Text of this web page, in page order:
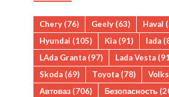
Chery (76) Geely (63) Haval
Hyundai (105) Kia (91) lada
LAda Granta (97) Lada Vesta
Skoda (69) Toyota (78)
Автоваз (706) Безопасность